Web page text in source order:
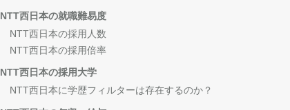
NTT西日本の就職難易度
NTT西日本の採用人数
NTT西日本の採用倍率
NTT西日本の採用大学
NTT西日本に学歴フィルターは存在するのか？